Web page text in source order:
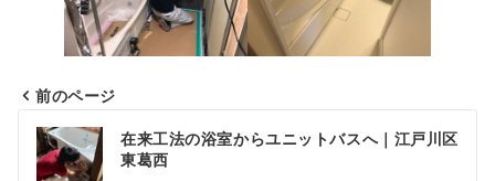
投
稿
前のページ
在来工法の浴室からユニットバスへ｜江戸川区
東葛西